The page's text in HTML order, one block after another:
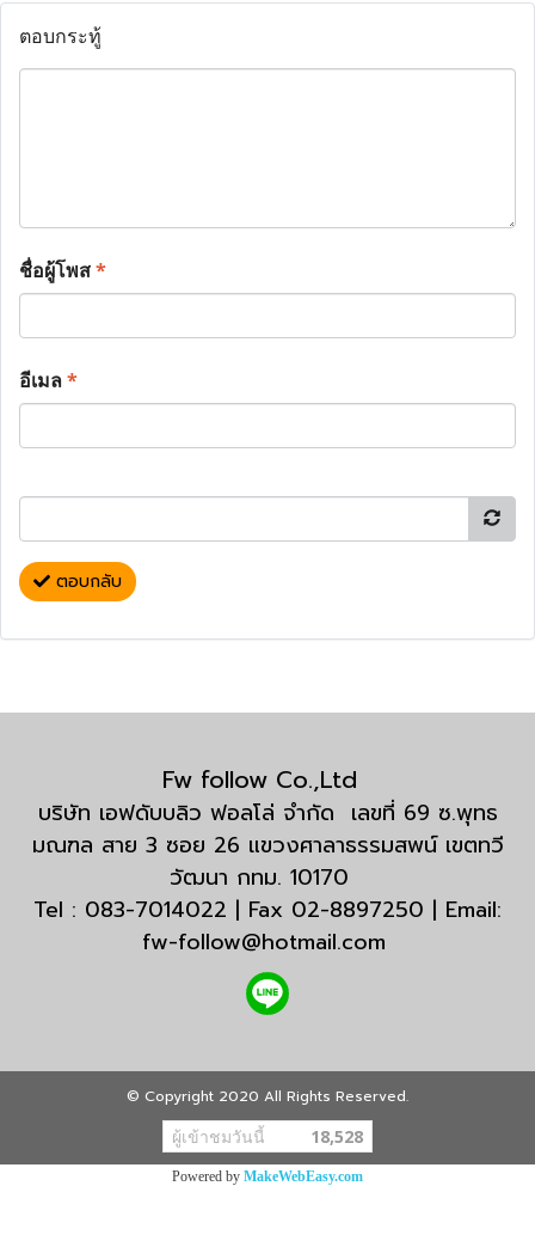
ตอบกระทู้
ชื่อผู้โพส*
อีเมล*
ตอบกลับ
Fw follow Co.,Ltd
บริษัท เอฟดับบลิว ฟอลโล่ จำกัด เลขที่ 69 ซ.พุทธ
มณฑล สาย 3 ซอย 26 แขวงศาลาธรรมสพน์ เขตทวี
วัฒนา กทม. 10170
Tel : 083-7014022 | Fax 02-8897250 | Email:
fw-follow@hotmail.com
© Copyright 2020 All Rights Reserved.
ผู้เข้าชมวันนี้ 18,528
Powered by MakeWebEasy.com